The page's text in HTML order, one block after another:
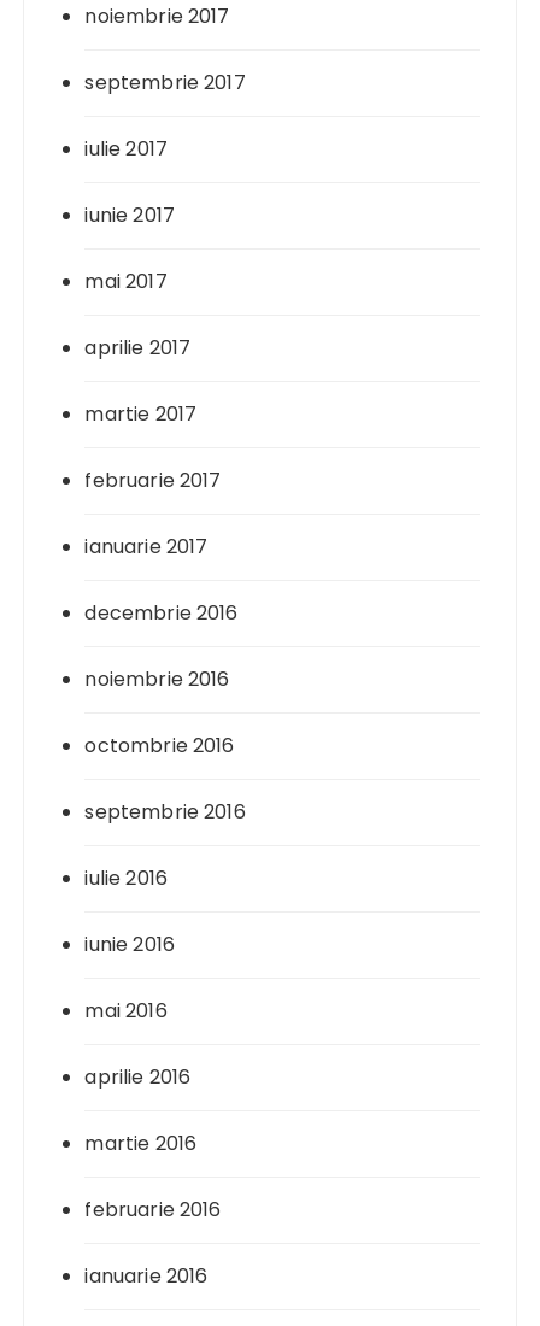
noiembrie 2017
septembrie 2017
iulie 2017
iunie 2017
mai 2017
aprilie 2017
martie 2017
februarie 2017
ianuarie 2017
decembrie 2016
noiembrie 2016
octombrie 2016
septembrie 2016
iulie 2016
iunie 2016
mai 2016
aprilie 2016
martie 2016
februarie 2016
ianuarie 2016